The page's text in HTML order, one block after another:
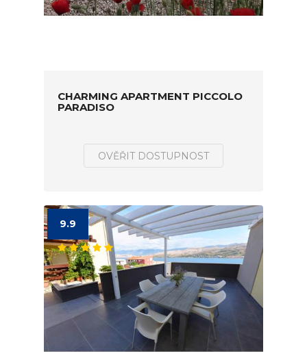
CHARMING APARTMENT PICCOLO
PARADISO
OVĚŘIT DOSTUPNOST
9.9